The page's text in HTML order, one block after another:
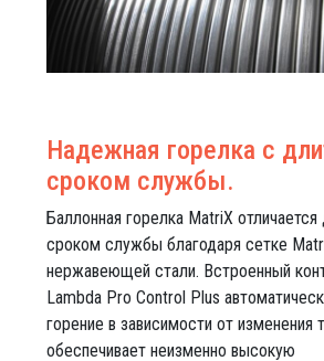
Надежная горелка с
сроком службы.
Баллонная горелка MatriX
сроком службы благодаря сетке
нержавеющей стали. Встроенный
Lambda Pro Control Plus
горение в зависимости от изменения
обеспечивает неизменно высокую